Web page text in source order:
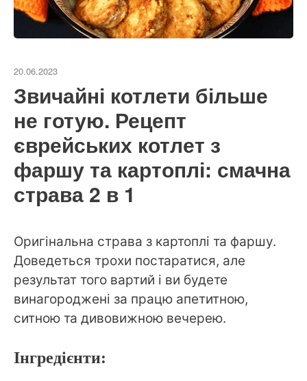
20.06.2023
Звичайні котлети більше
не готую. Рецепт
єврейських котлет з
фаршу та картоплі: смачна
страва 2 в 1
Оригінальна страва з картоплі та фаршу.
Доведеться трохи постаратися, але
результат того вартий і ви будете
винагороджені за працю апетитною,
ситною та дивовижною вечерею.
Інгредієнти: